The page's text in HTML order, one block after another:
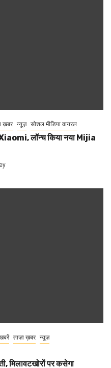
ख़बर न्यूज़ सोशल मीडिया वायरल
Xiaomi, लॉन्च किया नया Mijia
ताज़ा ख़बर न्यूज़
मिलावटखोरों पर कसेगा